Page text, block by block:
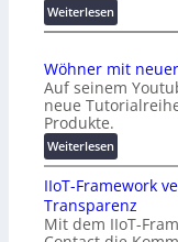
d
e
K
o
s
e
n
f
a
l
Weiterlesen:
A
A
Z
ü
i
c
h
:
T
Wöhner mit
Auf seinem
neue
Produkte.
Weiterlesen:
W
ö
h
n
IIoT-Framework
Transparenz
Mit dem IIoT-